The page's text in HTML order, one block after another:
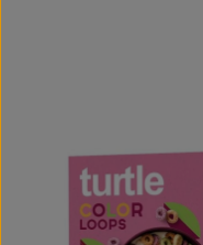
Obst & Gemüse
Frisches